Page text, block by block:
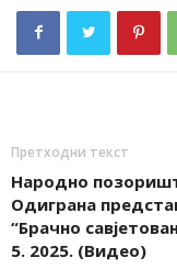
Претходни текст
Народно
Одиграна
“Брачно
5. 2025. (Видео)